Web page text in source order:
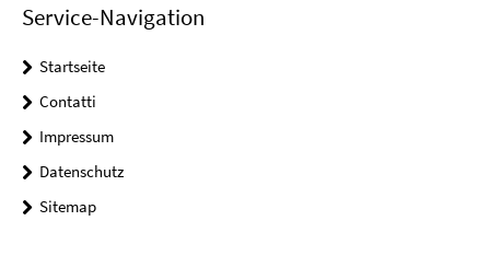
Service-Navigation
Startseite
Contatti
Impressum
Datenschutz
Sitemap